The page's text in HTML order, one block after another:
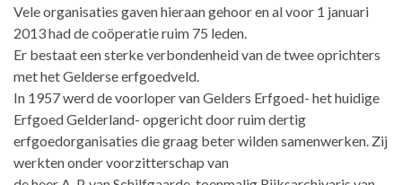
Vele organisaties gaven hieraan gehoor en al voor 1 januari
2013 had de coöperatie ruim 75 leden.
Er bestaat een sterke verbondenheid van de twee oprichters
met het Gelderse erfgoedveld.
In 1957 werd de voorloper van Gelders Erfgoed- het huidige
Erfgoed Gelderland- opgericht door ruim dertig
erfgoedorganisaties die graag beter wilden samenwerken. Zij
werkten onder voorzitterschap van